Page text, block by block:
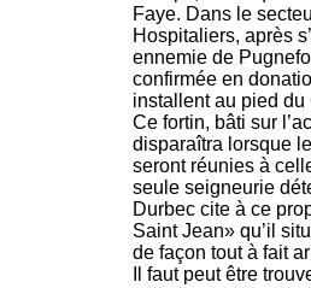
Faye. Dans le
Hospitaliers, après
ennemie de
confirmée en
installent au pied
Ce fortin, bâti sur
disparaîtra lorsque
seront réunies à
seule seigneurie
Durbec cite à ce
Saint Jean» qu’il
de façon tout à fait
Il faut peut être